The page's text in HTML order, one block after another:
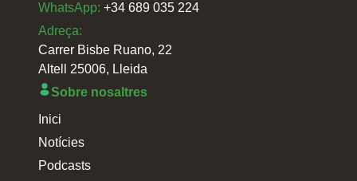
WhatsApp: +34 689 035 224
Adreça:
Carrer Bisbe Ruano, 22
Altell 25006, Lleida
Sobre nosaltres
Inici
Notícies
Podcasts